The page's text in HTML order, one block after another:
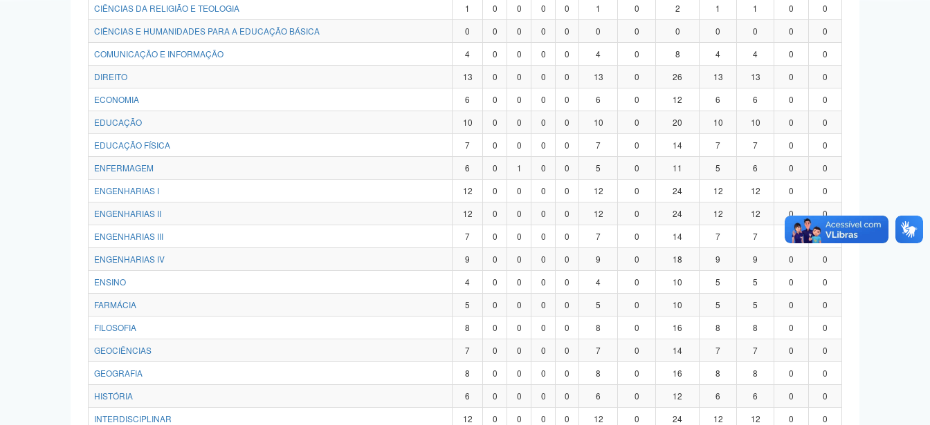
CIÊNCIAS DA RELIGIÃO E TEOLOGIA
1 0 0 0 0 1 0 2 1 1 0
0
CIÊNCIAS E HUMANIDADES PARA A EDUCAÇÃO BÁSICA
0 0 0 0 0 0 0 0 0 0 0
0
COMUNICAÇÃO E INFORMAÇÃO
4 0 0 0 0 4 0 8 4 4 0
0
DIREITO
13 0 0 0 0 13 0 26 13 13 0
0
ECONOMIA
6 0 0 0 0 6 0 12 6 6 0
0
EDUCAÇÃO
10 0 0 0 0 10 0 20 10 10 0
0
EDUCAÇÃO FÍSICA
7 0 0 0 0 7 0 14 7 7 0
0
ENFERMAGEM
6 0 1 0 0 5 0 11 5 6 0
0
ENGENHARIAS I
12 0 0 0 0 12 0 24 12 12 0
0
ENGENHARIAS II
12 0 0 0 0 12 0 24 12 12 0
0
ENGENHARIAS III
7 0 0 0 0 7 0 14 7 7 0
0
ENGENHARIAS IV
9 0 0 0 0 9 0 18 9 9 0
0
ENSINO
4 0 0 0 0 4 0 10 5 5 0
0
FARMÁCIA
5 0 0 0 0 5 0 10 5 5 0
0
FILOSOFIA
8 0 0 0 0 8 0 16 8 8 0
0
GEOCIÊNCIAS
7 0 0 0 0 7 0 14 7 7 0
0
GEOGRAFIA
8 0 0 0 0 8 0 16 8 8 0
0
HISTÓRIA
6 0 0 0 0 6 0 12 6 6 0
0
INTERDISCIPLINAR
12 0 0 0 0 12 0 24 12 12 0
0